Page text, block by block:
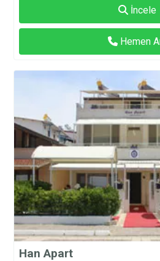
İncele
Hemen
Han Apart